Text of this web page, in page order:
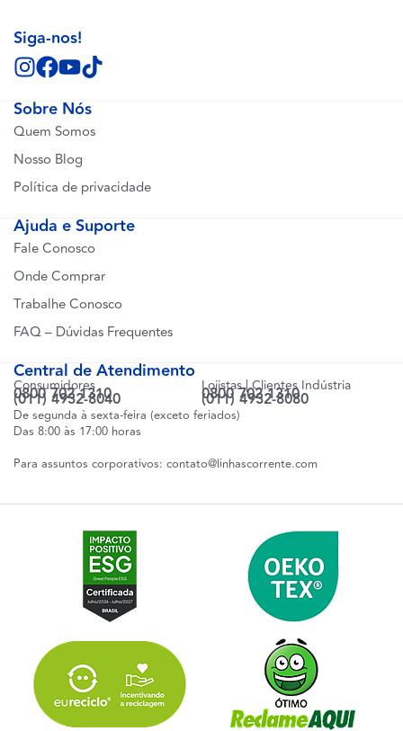
Sobre Nós
Quem Somos
Nosso Blog
Política de privacidade
Ajuda e Suporte
Fale Conosco
Onde Comprar
Trabalhe Conosco
FAQ – Dúvidas Frequentes
Central de Atendimento
Consumidores
0800 702 1310
(011) 4932-8040
Lojistas | Clientes Indústria
0800 702 1310
(011) 4932-8080
De segunda à sexta-feira (exceto feriados)
Das 8:00 às 17:00 horas
Para assuntos corporativos: contato@linhascorrente.com
Siga-nos!